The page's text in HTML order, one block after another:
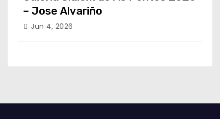
– Jose Alvariño
Jun 4, 2026